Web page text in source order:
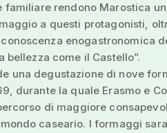
familiare rendono Marostica
a questi protagonisti,
enogastronomica
bellezza come il Castello”.
una degustazione di nove
durante la quale Erasmo e
di maggiore
caseario. I formaggi